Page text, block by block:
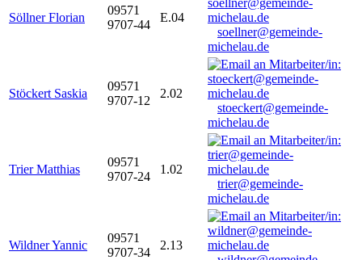
Söllner Florian
09571
9707-44
E.04
soellner@gemeinde-
michelau.de
Stöckert Saskia
09571
9707-12
2.02
stoeckert@gemeinde-
michelau.de
Trier Matthias
09571
9707-24
1.02
trier@gemeinde-
michelau.de
Wildner Yannic
09571
9707-34
2.13